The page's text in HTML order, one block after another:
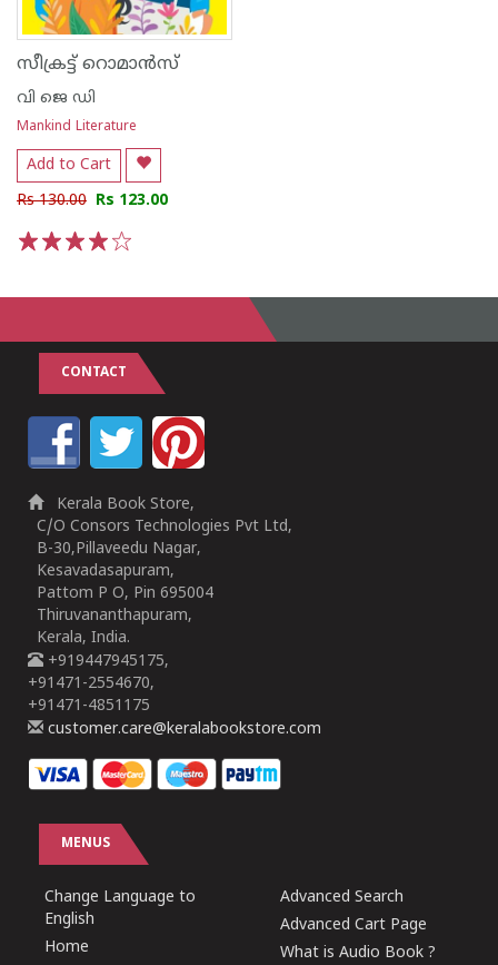
സീക്രട്ട് റൊമാൻസ്
വി ജെ ഡി
Mankind Literature
Add to Cart
Rs 130.00 Rs 123.00
CONTACT
Kerala Book Store,
C/O Consors Technologies Pvt Ltd,
B-30,Pillaveedu Nagar,
Kesavadasapuram,
Pattom P O, Pin 695004
Thiruvananthapuram,
Kerala, India.
+919447945175,
+91471-2554670,
+91471-4851175
customer.care@keralabookstore.com
MENUS
Change Language to
English
Home
Advanced Search
Advanced Cart Page
What is Audio Book ?